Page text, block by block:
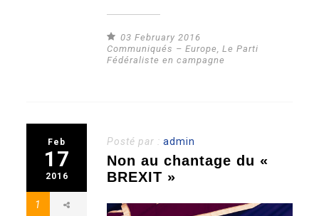
03 February 2016
Communiqués – Europe ,Le Parti
Fédéraliste en campagne
Feb
17
2016
1
Posté par :admin
Non au chantage du «
BREXIT »